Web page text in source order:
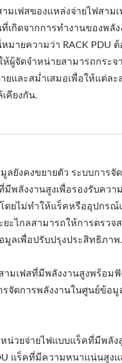
มเฟสของแหล่งจ่ายไฟสาม
เกิดจากการทำงานของพลัง
มายความว่า RACK PDU ต้
ผู้จัดจำหน่ายสามารถกระจ
ยและสม่ำเสมอเพื่อให้แต่ละ
คียงกัน.
ลยังคงขยายตัว ระบบการจั
พลังงานสูงเพื่อรองรับคว
ดยไม่ทำให้แร็คหรืออุปกรณ์
ยะไกลสามารถให้การตรว
มูลเพื่อปรับปรุงประสิทธิภาพ.
ามเฟสที่มีพลังงานสูงพร้อ
รจัดการพลังงานในศูนย์ข้อ
น่วยจ่ายไฟแบบแร็คที่มีพลั
แร็คที่มีความหนาแน่นสูง
PDU